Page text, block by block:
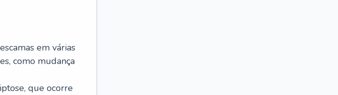
em várias
como mudança
que ocorre